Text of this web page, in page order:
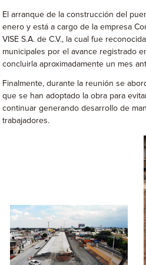
El arranque de la construcción del
enero y está a cargo de la empresa
VISE S.A. de C.V., la cual fue
municipales por el avance registrado
concluirla aproximadamente un mes
Finalmente, durante la reunión se
que se han adoptado la obra para
continuar generando desarrollo de
trabajadores.